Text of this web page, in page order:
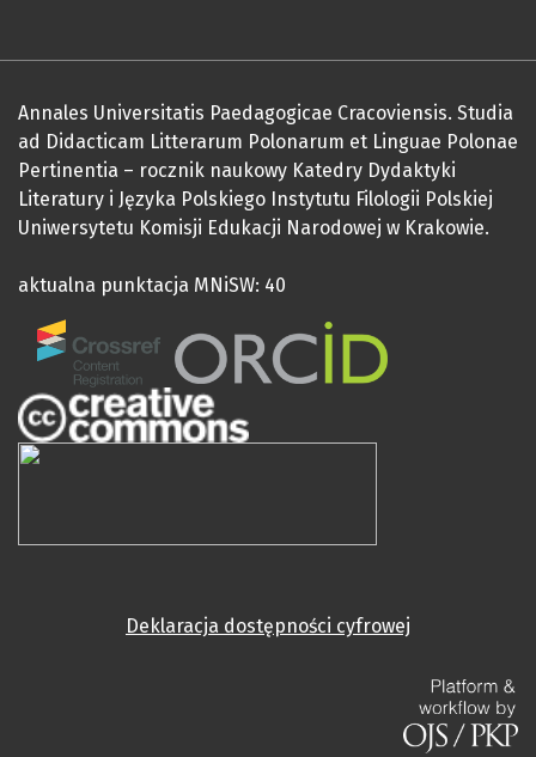
Annales Universitatis Paedagogicae Cracoviensis. Studia
ad Didacticam Litterarum Polonarum et Linguae Polonae
Pertinentia – rocznik naukowy Katedry Dydaktyki
Literatury i Języka Polskiego Instytutu Filologii Polskiej
Uniwersytetu Komisji Edukacji Narodowej w Krakowie.
aktualna punktacja MNiSW: 40
Deklaracja dostępności cyfrowej